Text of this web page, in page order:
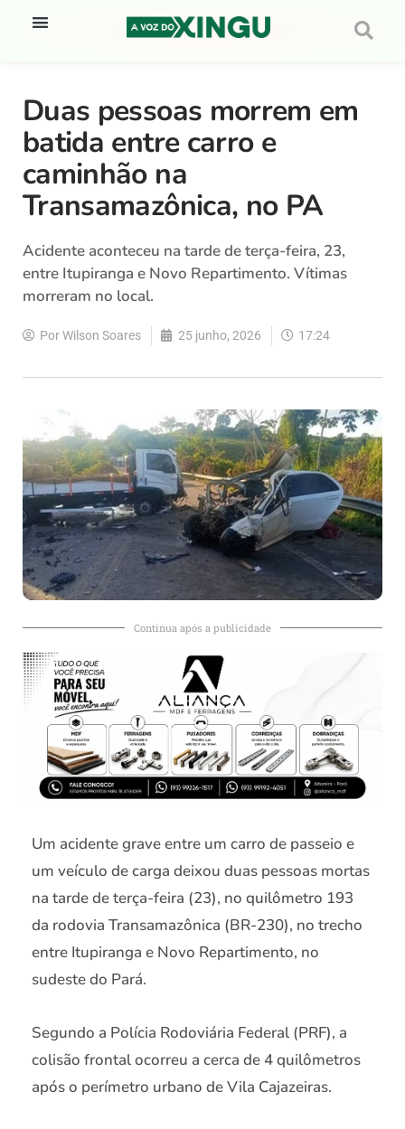
Duas pessoas morrem em
batida entre carro e
caminhão na
Transamazônica, no PA
Acidente aconteceu na tarde de terça-feira, 23,
entre Itupiranga e Novo Repartimento. Vítimas
morreram no local.
PorWilson Soares 25 junho, 2026 17:24
Continua após a publicidade
Um acidente grave entre um carro de passeio e
um veículo de carga deixou duas pessoas mortas
na tarde de terça-feira (23), no quilômetro 193
da rodovia Transamazônica (BR-230), no trecho
entre Itupiranga e Novo Repartimento, no
sudeste do Pará.
Segundo a Polícia Rodoviária Federal (PRF), a
colisão frontal ocorreu a cerca de 4 quilômetros
após o perímetro urbano de Vila Cajazeiras.